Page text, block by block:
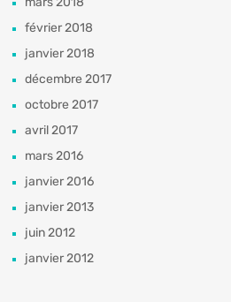
février 2018
janvier 2018
décembre 2017
octobre 2017
avril 2017
mars 2016
janvier 2016
janvier 2013
juin 2012
janvier 2012